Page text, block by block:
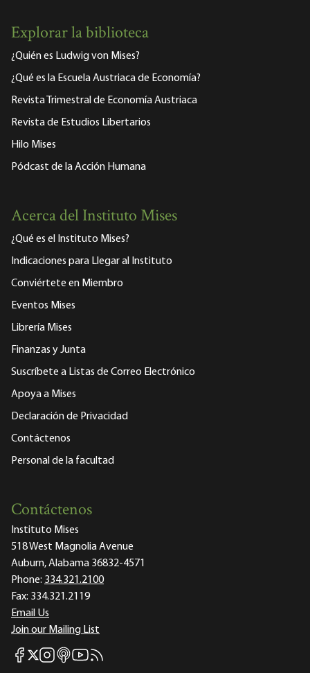
Explorar la biblioteca
¿Quién es Ludwig von Mises?
¿Qué es la Escuela Austriaca de Economía?
Revista Trimestral de Economía Austriaca
Revista de Estudios Libertarios
Hilo Mises
Pódcast de la Acción Humana
Acerca del Instituto Mises
¿Qué es el Instituto Mises?
Indicaciones para Llegar al Instituto
Conviértete en Miembro
Eventos Mises
Librería Mises
Finanzas y Junta
Suscríbete a Listas de Correo Electrónico
Apoya a Mises
Declaración de Privacidad
Contáctenos
Personal de la facultad
Contáctenos
Instituto Mises
518 West Magnolia Avenue
Auburn, Alabama 36832-4571
Phone: 334.321.2100
Fax: 334.321.2119
Email Us
Join our Mailing List
Mises Facebook
Mises X
Mises Instagram
Mises itunes
Mises Youtube
Mises RSS feed